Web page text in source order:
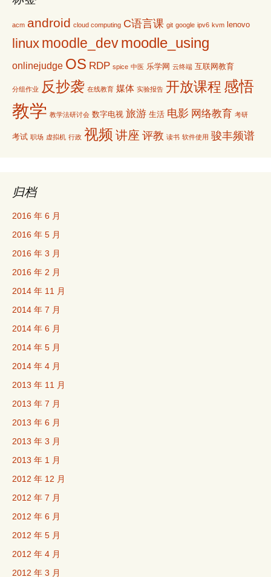
acm android cloud computing C语言课 git google ipv6 kvm lenovo
linux moodle_devmoodle_using
onlinejudge OS RDP spice 中医 乐学网 云终端 互联网教育
分组作业 反抄袭 在线教育 媒体 实验报告 开放课程 感悟
教学 教学法研讨会 数字电视 旅游 生活 电影 网络教育 考研
考试 职场 虚拟机 行政 视频 讲座 评教 读书 软件使用 骏丰频谱
归档
2016 年 6 月
2016 年 5 月
2016 年 3 月
2016 年 2 月
2014 年 11 月
2014 年 7 月
2014 年 6 月
2014 年 5 月
2014 年 4 月
2013 年 11 月
2013 年 7 月
2013 年 6 月
2013 年 3 月
2013 年 1 月
2012 年 12 月
2012 年 7 月
2012 年 6 月
2012 年 5 月
2012 年 4 月
2012 年 3 月